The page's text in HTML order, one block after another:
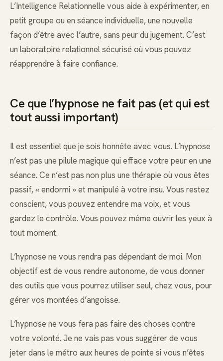
L’Intelligence Relationnelle vous aide à expérimenter, en
petit groupe ou en séance individuelle, une nouvelle
façon d’être avec l’autre, sans peur du jugement. C’est
un laboratoire relationnel sécurisé où vous pouvez
réapprendre à faire confiance.
Ce que l’hypnose ne fait pas (et qui est
tout aussi important)
Il est essentiel que je sois honnête avec vous. L’hypnose
n’est pas une pilule magique qui efface votre peur en une
séance. Ce n’est pas non plus une thérapie où vous êtes
passif, « endormi » et manipulé à votre insu. Vous restez
conscient, vous pouvez entendre ma voix, et vous
gardez le contrôle. Vous pouvez même ouvrir les yeux à
tout moment.
L’hypnose ne vous rendra pas dépendant de moi. Mon
objectif est de vous rendre autonome, de vous donner
des outils que vous pourrez utiliser seul, chez vous, pour
gérer vos montées d’angoisse.
L’hypnose ne vous fera pas faire des choses contre
votre volonté. Je ne vais pas vous suggérer de vous
jeter dans le métro aux heures de pointe si vous n’êtes